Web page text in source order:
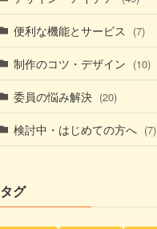
便利な機能とサービス (7)
制作のコツ・デザイン (10)
委員の悩み解決 (20)
検討中・はじめての方へ (7)
タグ